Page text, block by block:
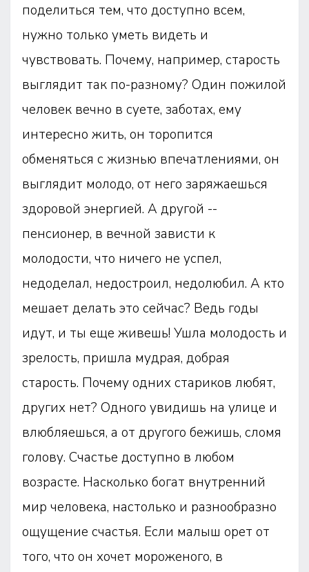
поделиться тем, что доступно всем,
нужно только уметь видеть и
чувствовать. Почему, например, старость
выглядит так по-разному? Один пожилой
человек вечно в суете, заботах, ему
интересно жить, он торопится
обменяться с жизнью впечатлениями, он
выглядит молодо, от него заряжаешься
здоровой энергией. А другой --
пенсионер, в вечной зависти к
молодости, что ничего не успел,
недоделал, недостроил, недолюбил. А кто
мешает делать это сейчас? Ведь годы
идут, и ты еще живешь! Ушла молодость и
зрелость, пришла мудрая, добрая
старость. Почему одних стариков любят,
других нет? Одного увидишь на улице и
влюбляешься, а от другого бежишь, сломя
голову. Счастье доступно в любом
возрасте. Насколько богат внутренний
мир человека, настолько и разнообразно
ощущение счастья. Если малыш орет от
того, что он хочет мороженого, в